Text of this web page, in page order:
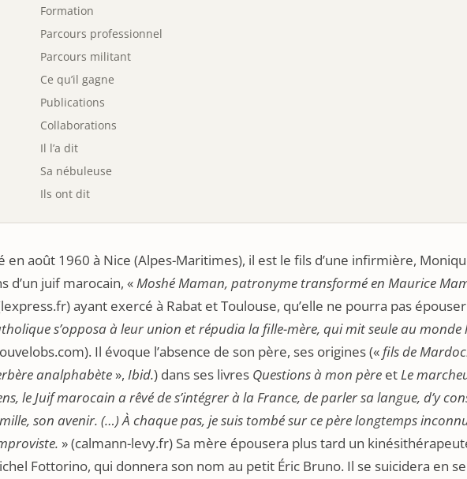
Formation
Parcours professionnel
Parcours militant
Ce qu’il gagne
Publications
Collaborations
Il l’a dit
Sa nébuleuse
Ils ont dit
en août 1960 à Nice (Alpes-Maritimes), il est le fils d’une infirmière,
d’un juif marocain, «Moshé Maman, patronyme transformé en Maurice
ayant exercé à Rabat et Toulouse, qu’elle ne pourra pas
s’opposa à leur union et répudia la fille-mère, qui mit seule au
Il évoque l’absence de son père, ses origines («fils de
analphabète », Ibid.) dans ses livres Questions à mon père etLe
le Juif marocain a rêvé de s’intégrer à la France, de parler sa langue, d’y
son avenir. (…) À chaque pas, je suis tombé sur ce père longtemps
» (calmann-levy.fr) Sa mère épousera plus tard un
Fottorino, qui donnera son nom au petit Éric Bruno. Il se suicidera en